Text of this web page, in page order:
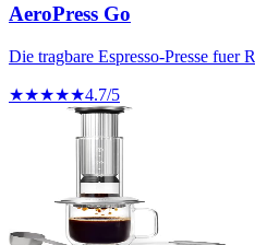
AeroPress Go
Die tragbare Espresso-Presse fuer
★★★★★4.7/5